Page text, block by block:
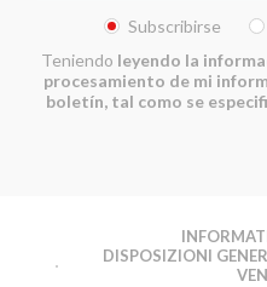
Subscribirse
Teniendo leyendo la
procesamiento de mi
boletín, tal como se
DISPOSIZIONI